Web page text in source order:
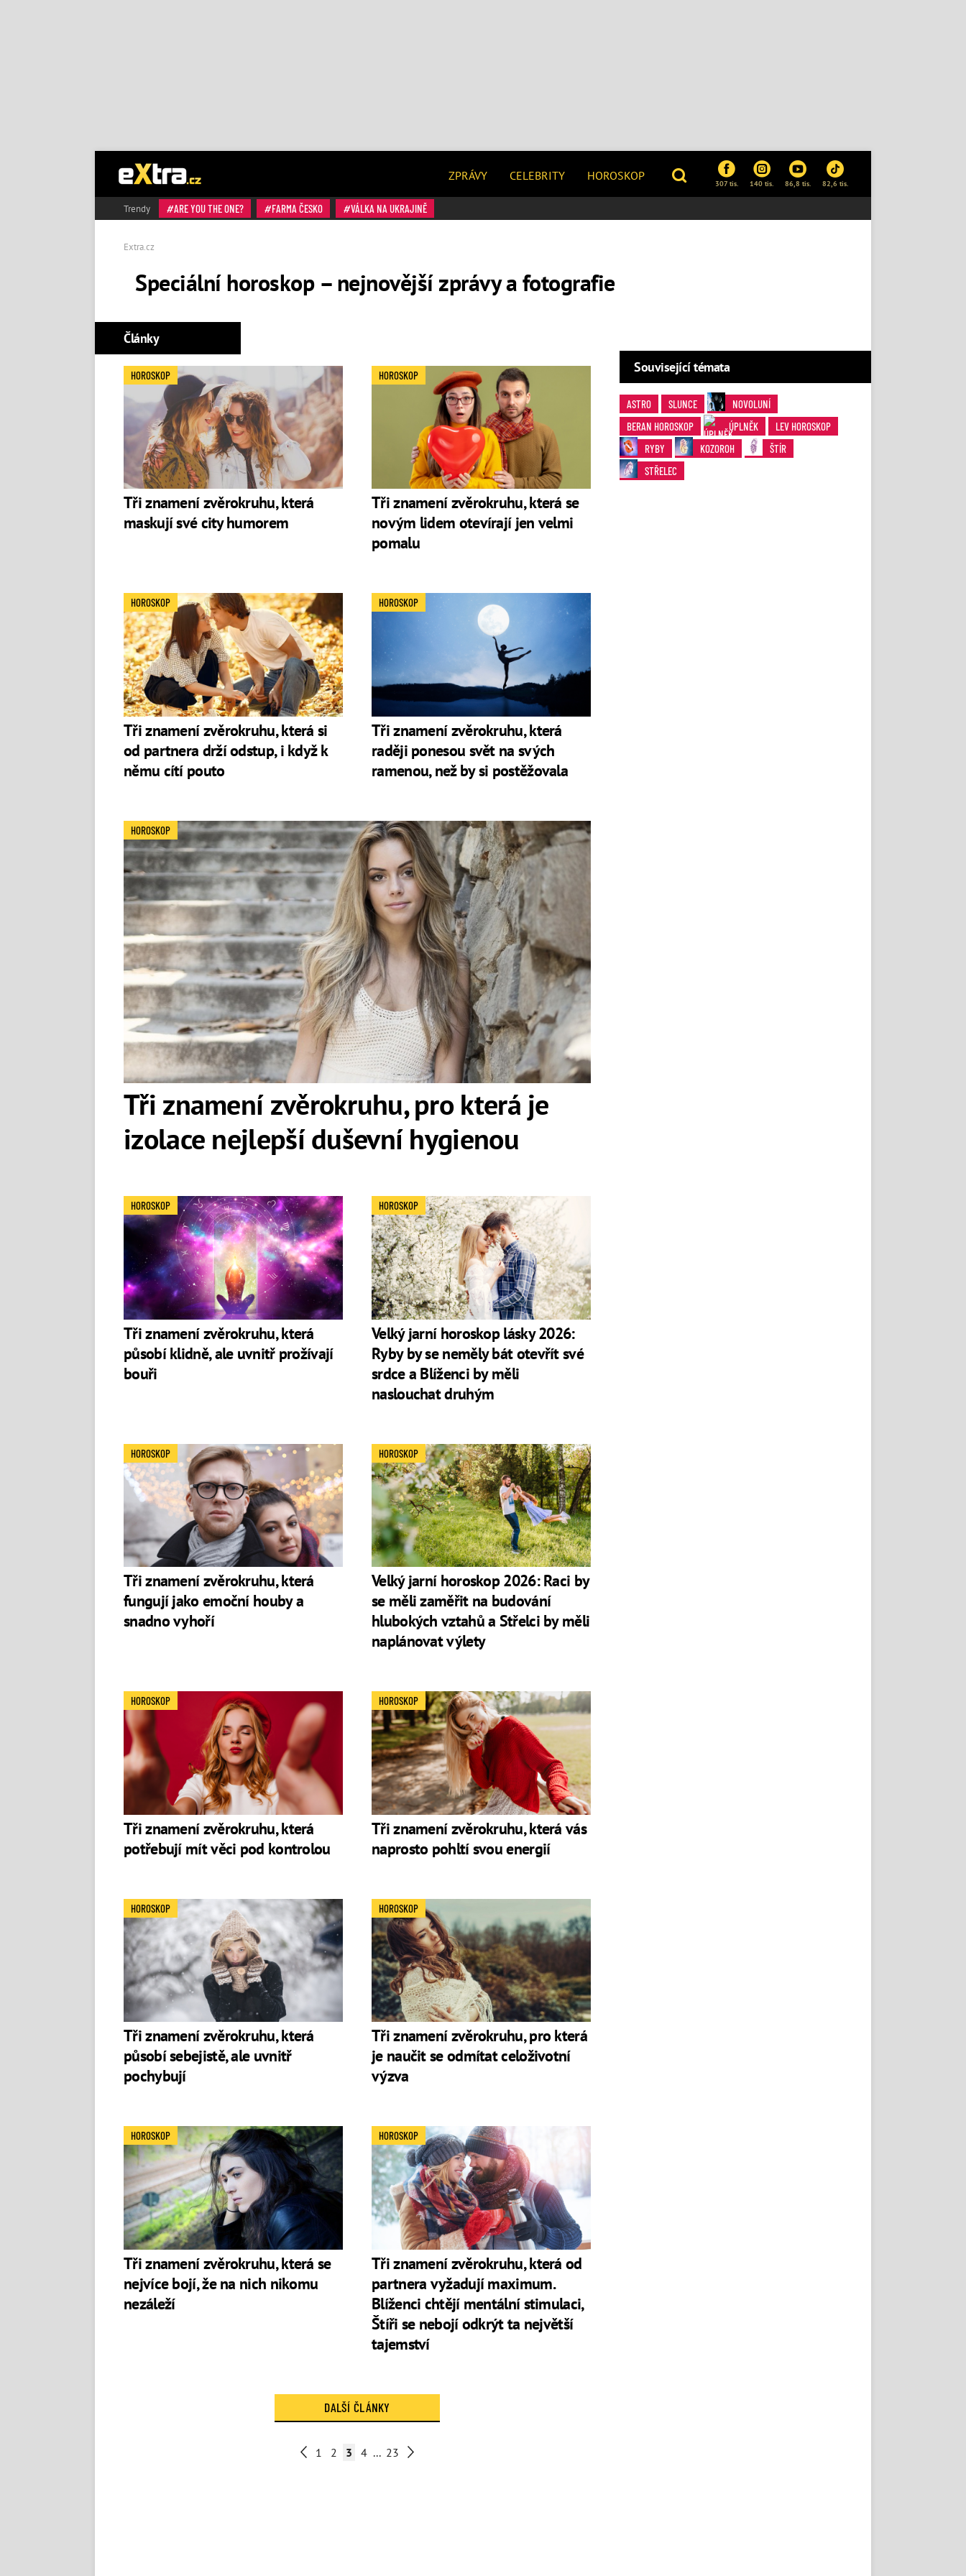
ZPRÁVY CELEBRITY HOROSKOP
307 tis. 140 tis. 86,8 tis. 82,6 tis.
Trendy ARE YOU THE ONE? FARMA ČESKO VÁLKA NA UKRAJINĚ
Extra.cz
Speciální horoskop – nejnovější zprávy a fotografie
Články
Tři znamení zvěrokruhu, která
maskují své city humorem
HOROSKOP
Tři znamení zvěrokruhu, která se
novým lidem otevírají jen velmi
pomalu
HOROSKOP
Tři znamení zvěrokruhu, která si
od partnera drží odstup, i když k
němu cítí pouto
HOROSKOP
Tři znamení zvěrokruhu, která
raději ponesou svět na svých
ramenou, než by si postěžovala
HOROSKOP
Tři znamení zvěrokruhu, pro která je
izolace nejlepší duševní hygienou
HOROSKOP
Tři znamení zvěrokruhu, která
působí klidně, ale uvnitř prožívají
bouři
HOROSKOP
Velký jarní horoskop lásky 2026:
Ryby by se neměly bát otevřít své
srdce a Blíženci by měli
naslouchat druhým
HOROSKOP
Tři znamení zvěrokruhu, která
fungují jako emoční houby a
snadno vyhoří
HOROSKOP
Velký jarní horoskop 2026: Raci by
se měli zaměřit na budování
hlubokých vztahů a Střelci by měli
naplánovat výlety
HOROSKOP
Tři znamení zvěrokruhu, která
potřebují mít věci pod kontrolou
HOROSKOP
Tři znamení zvěrokruhu, která vás
naprosto pohltí svou energií
HOROSKOP
Tři znamení zvěrokruhu, která
působí sebejistě, ale uvnitř
pochybují
HOROSKOP
Tři znamení zvěrokruhu, pro která
je naučit se odmítat celoživotní
výzva
HOROSKOP
Tři znamení zvěrokruhu, která se
nejvíce bojí, že na nich nikomu
nezáleží
HOROSKOP
Tři znamení zvěrokruhu, která od
partnera vyžadují maximum.
Blíženci chtějí mentální stimulaci,
Štíři se nebojí odkrýt ta největší
tajemství
HOROSKOP
DALŠÍ ČLÁNKY
1 2 3 4 ... 23
Související témata
ASTRO SLUNCE
NOVOLUNÍ
BERAN HOROSKOP
ÚPLNĚK
LEV HOROSKOP
RYBY
KOZOROH
ŠTÍR
STŘELEC